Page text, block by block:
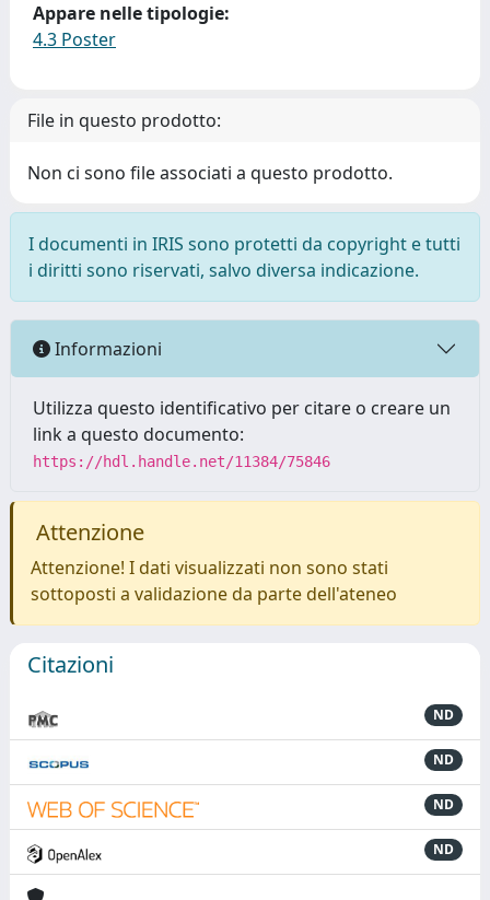
Appare nelle tipologie:
4.3 Poster
File in questo prodotto:
Non ci sono file associati a questo prodotto.
I documenti in IRIS sono protetti da copyright e tutti
i diritti sono riservati, salvo diversa indicazione.
Informazioni
Utilizza questo identificativo per citare o creare un
link a questo documento:
https://hdl.handle.net/11384/75846
Attenzione
Attenzione! I dati visualizzati non sono stati
sottoposti a validazione da parte dell'ateneo
Citazioni
ND
ND
ND
ND